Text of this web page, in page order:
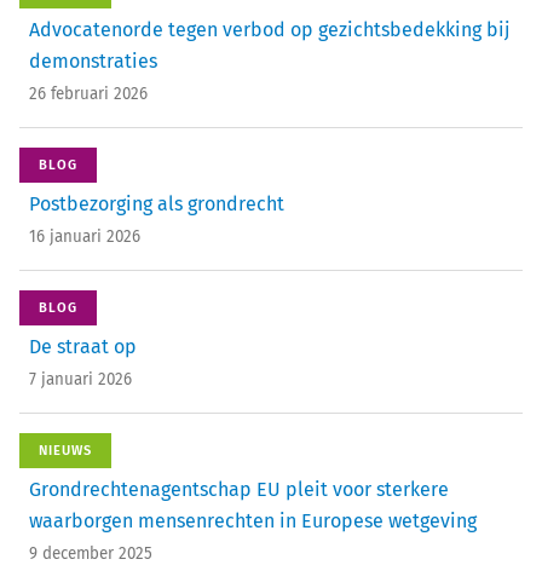
Advocatenorde tegen verbod op gezichtsbedekking bij
demonstraties
26 februari 2026
BLOG
Postbezorging als ­grondrecht
16 januari 2026
BLOG
De straat op
7 januari 2026
NIEUWS
Grondrechtenagentschap EU pleit voor sterkere
waarborgen mensenrechten in Europese wetgeving
9 december 2025